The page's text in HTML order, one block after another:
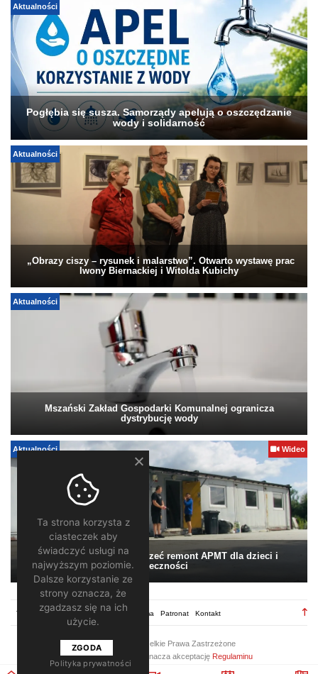
Aktualności
Pogłębia się susza. Samorządy apelują o oszczędzanie
wody i solidarność
Aktualności
„Obrazy ciszy – rysunek i malarstwo”. Otwarto wystawę prac
Iwony Biernackiej i Witolda Kubichy
Aktualności
Mszański Zakład Gospodarki Komunalnej ogranicza
dystrybucję wody
Aktualności Wideo
Pomagamy. Warto wesprzeć remont APMT dla dzieci i
społeczności
Regulamin Redakcja Reklama Patronat Kontakt
2026 ©
/ Wszelkie Prawa Zastrzeżone
Korzystanie z portalu oznacza akceptację Regulaminu
Ta strona korzysta z
ciasteczek aby
świadczyć usługi na
najwyższym poziomie.
Dalsze korzystanie ze
strony oznacza, że
zgadzasz się na ich
użycie.
ZGODA
Polityka prywatności